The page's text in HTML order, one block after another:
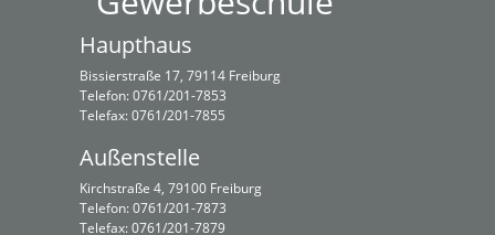
Haupthaus
Bissierstraße 17, 79114 Freiburg
Telefon: 0761/201-7853
Telefax: 0761/201-7855
Außenstelle
Kirchstraße 4, 79100 Freiburg
Telefon: 0761/201-7873
Telefax: 0761/201-7879